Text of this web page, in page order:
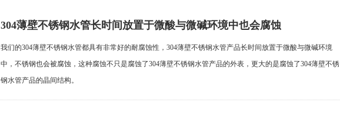
304薄壁不锈钢水管长时间放置于微酸与微碱环境中也会腐蚀
我们的304薄壁不锈钢水管都具有非常好的耐腐蚀性，304薄壁不锈钢水管产品长时间放置于微酸与微碱环境
中，不锈钢也会被腐蚀，这种腐蚀不只是腐蚀了304薄壁不锈钢水管产品的外表，更大的是腐蚀了304薄壁不锈
钢水管产品的晶间结构。